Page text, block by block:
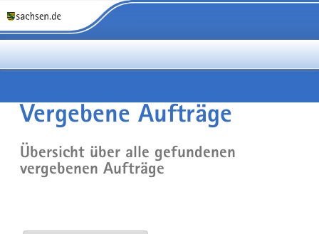
Vergebene Aufträge
Übersicht über alle gefundenen
vergebenen Aufträge